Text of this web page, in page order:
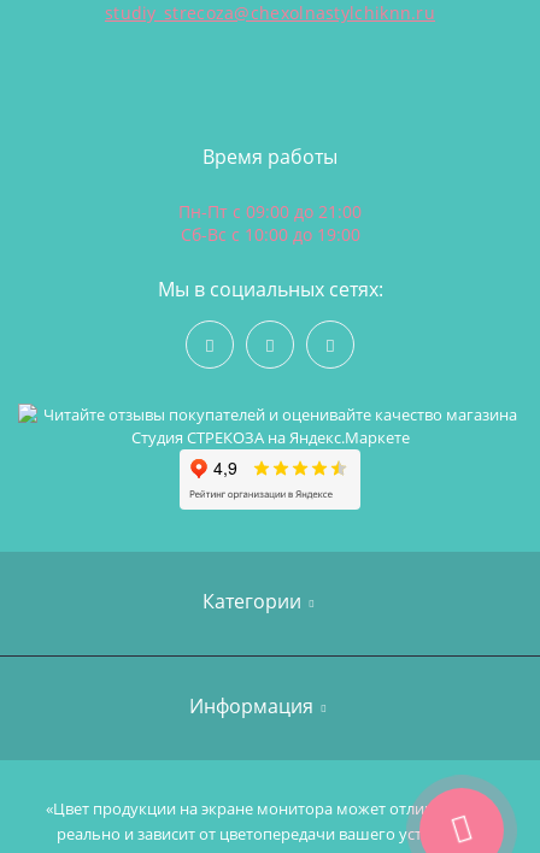
studiy_strecoza@chexolnastylchiknn.ru
Категории
Чехол на стульчик для кормления
Индивидуальный пошив изделия
Информация
Оплата и Доставка
Время работы
Пн-Пт с 09:00 до 21:00
Сб-Вс с 10:00 до 19:00
Мы в социальных сетях:
«Цвет продукции на экране монитора может отличаться от
реально и зависит от цветопередачи вашего устройста.»